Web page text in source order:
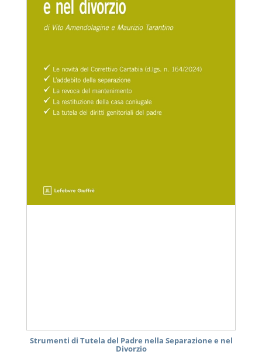
Strumenti di Tutela del Padre nella Separazione e nel
Divorzio